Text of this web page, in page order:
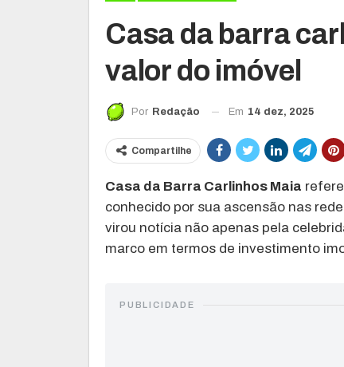
Casa da barra
valor do imóvel
Por Redação Em 14 dez, 2025
Compartilhe
Casa da Barra Carlinhos Maia
conhecido por sua ascensão nas
virou notícia não apenas pela
marco em termos de investimento
PUBLICIDADE